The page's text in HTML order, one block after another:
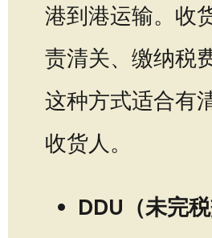
港到港运输。收
责清关、缴纳税
这种方式适合有
收货人。
DDU（未完税